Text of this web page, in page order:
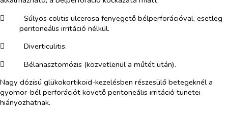
​
Súlyos colitis ulcerosa fenyegető bélperforációval, esetleg
peritoneális irritáció nélkül.
​
Diverticulitis.
​
Bélanasztomózis (közvetlenül a műtét után).
Nagy dózisú glükokortikoid-kezelésben részesülő betegeknél a
gyomor-bél perforációt követő peritoneális irritáció tünetei
hiányozhatnak.